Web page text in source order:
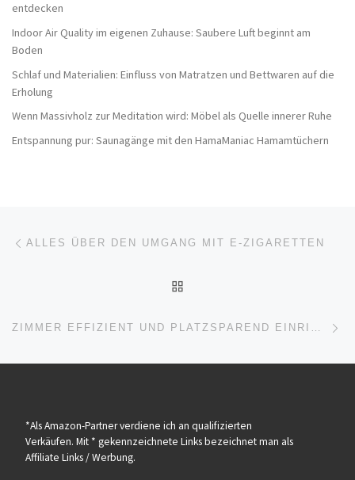
entdecken
Indoor Air Quality im eigenen Zuhause: Saubere Luft beginnt am
Boden
Schlaf und Materialien: Einfluss von Matratzen und Bettwaren auf die
Erholung
Wenn Massivholz zur Meditation wird: Möbel als Quelle innerer Ruhe
Entspannung pur: Saunagänge mit den HamaManiac Hamamtüchern
Beitragsnavigation
ALLES ÜBER DEN UMGANG MIT E-ZIGARETTEN
ZIMMER EFFIZIENT UND PLATZSPAREND EINRICHTEN
*Als Amazon-Partner verdiene ich an qualifizierten
Verkäufen. Mit * gekennzeichnete Links bezeichnet man als
Affiliate Links / Werbung.